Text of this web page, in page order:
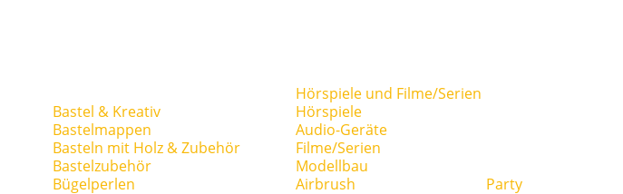
Bastel & Kreativ
Bastelmappen
Basteln mit Holz & Zubehör
Bastelzubehör
Bügelperlen
Hörspiele und Filme/Serien
Hörspiele
Audio-Geräte
Filme/Serien
Modellbau
Airbrush
Party